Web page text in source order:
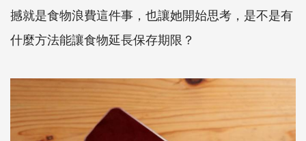
撼就是食物浪費這件事，也讓她開始思考，是不是有
什麼方法能讓食物延長保存期限？